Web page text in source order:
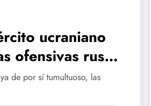
ucraniano
ofensivas rusas
de la
el fuego de
de por sí tumultuoso, las